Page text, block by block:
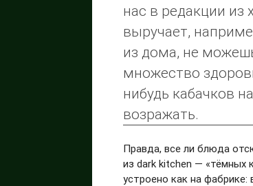
нас в редакции из
выручает,
из дома, не
множество
нибудь кабачков
возражать.
Правда, все ли блюда
из dark kitchen — «тёмных
устроено как на